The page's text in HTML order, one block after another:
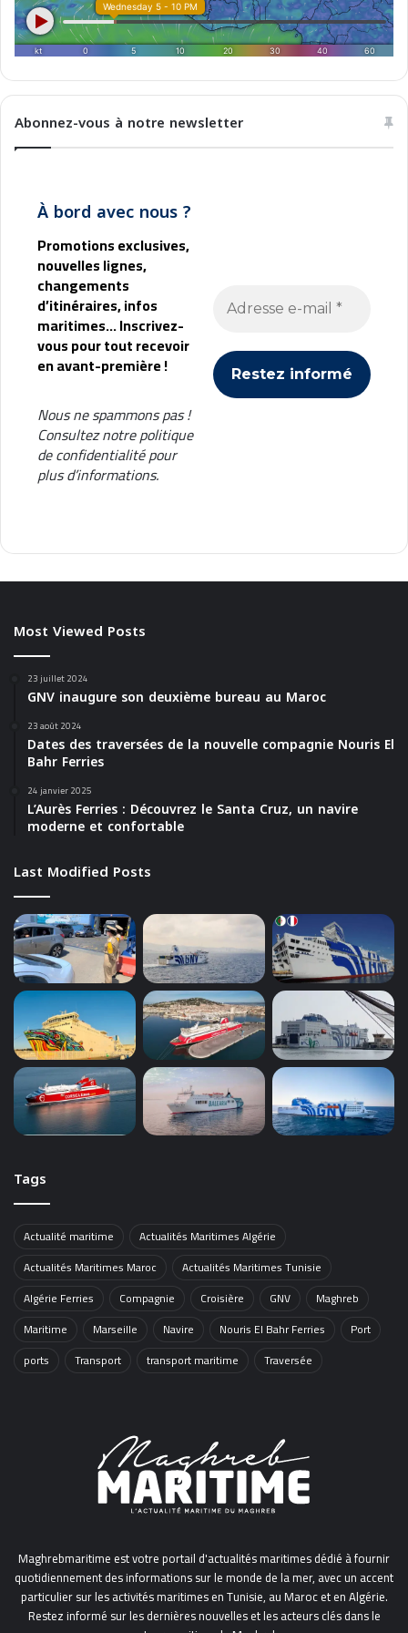
Abonnez-vous à notre newsletter
À bord avec nous ?
Promotions exclusives,
nouvelles lignes,
changements
d’itinéraires, infos
maritimes... Inscrivez-
vous pour tout recevoir
en avant-première !
Nous ne spammons pas !
Consultez notrepolitique
de confidentialitépour
plus d’informations.
Most Viewed Posts
23 juillet 2024
GNV inaugure son deuxième bureau au Maroc
23 août 2024
Dates des traversées de la nouvelle compagnie Nouris El
Bahr Ferries
24 janvier 2025
L’Aurès Ferries : Découvrez le Santa Cruz, un navire
moderne et confortable
Last Modified Posts
Tags
Actualité maritime
Actualités Maritimes Algérie
Actualités Maritimes Maroc
Actualités Maritimes Tunisie
Algérie Ferries
Compagnie Croisière GNV
Maghreb
Maritime
Marseille Navire Nouris El Bahr Ferries
Port
ports
Transport transport maritime Traversée
Maghrebmaritime est votre portail d'actualités maritimes dédié à fournir
quotidiennement des informations sur le monde de la mer, avec un accent
particulier sur les activités maritimes en Tunisie, au Maroc et en Algérie.
Restez informé sur les dernières nouvelles et les acteurs clés dans le